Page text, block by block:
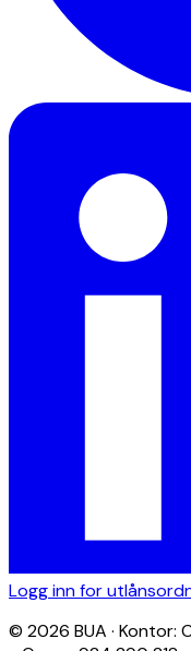
Logg inn for
© 2026 BUA · Kontor: